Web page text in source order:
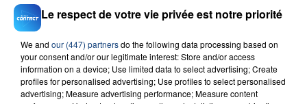
FIL D'ACTU
Le respect de votre vie privée est notre priorité
We and our (447) partnersdo the following data processing based on
your consent and/or our legitimate interest: Store and/or access
information on a device; Use limited data to select advertising; Create
profiles for personalised advertising; Use profiles to select personalised
advertising; Measure advertising performance; Measure content